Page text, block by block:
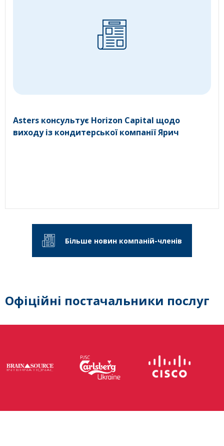
Asters консультує Horizon Capital щодо
виходу із кондитерської компанії Ярич
Більше новин компаній-членів
Офіційні постачальники послуг